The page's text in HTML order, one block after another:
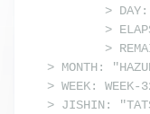
> MONTH:
> WEEK: WEEK-
> JISHIN: